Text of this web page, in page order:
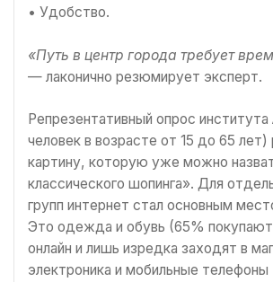
• Удобство.
«Путь в центр города требует
— лаконично резюмирует эксперт.
Репрезентативный опрос
человек в возрасте от 15 до 65 лет)
картину, которую уже можно
классического шопинга». Для
групп интернет стал основным
Это одежда и обувь (65%
онлайн и лишь изредка заходят в
электроника и мобильные телефоны